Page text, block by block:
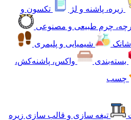
زیره، پاشنه و لژ
تکسون و
چرم طبیعی و مصنوعی
شانک
شیمیایی و پلیمری
بسته‌بندی
واکس، پاشنه‌کش،
چسب
تیغه سازی و قالب سازی زیره